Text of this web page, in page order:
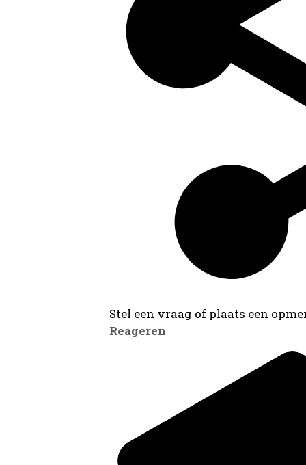
Stel een vraag of plaats een
Reageren